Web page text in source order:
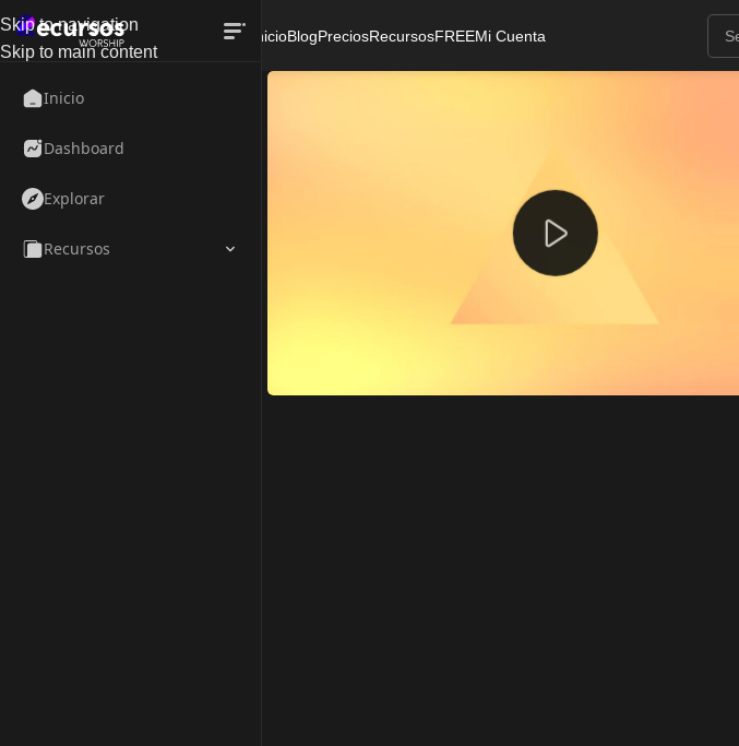
Inicio
Dashboard
Explorar
Recursos
Skip to navigation
Skip to main content
InicioBlogPreciosRecursosFREEMi Cuenta